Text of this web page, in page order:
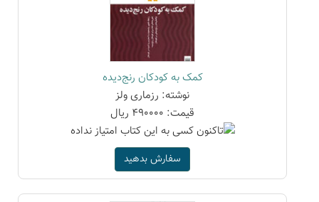
کمک به کودکان رنج‌دیده
نوشته: رزماری ولز
قیمت: 490000 ریال
سفارش بدهید